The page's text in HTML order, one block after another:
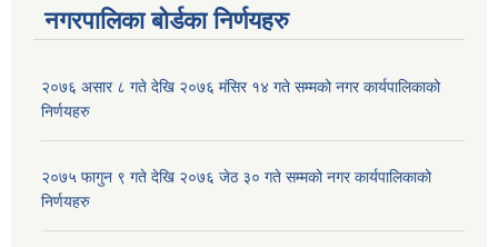
नगरपालिका बोर्डका निर्णयहरु
२०७६ असार ८ गते देखि २०७६ मंसिर १४ गते सम्मको नगर कार्यपालिकाको
निर्णयहरु
२०७५ फागुन ९ गते देखि २०७६ जेठ ३० गते सम्मको नगर कार्यपालिकाको
निर्णयहरु